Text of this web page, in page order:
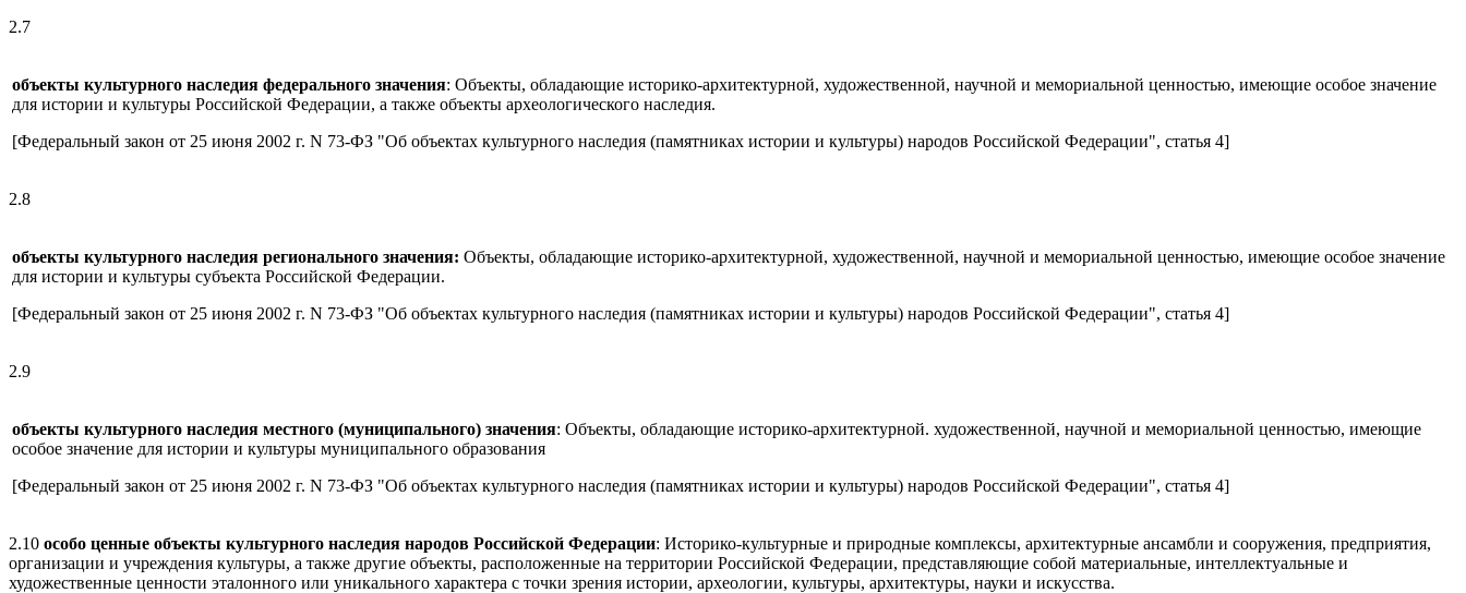
2.7
объекты культурного наследия федерального значения: Объекты, обладающие историко-архитектурной, художественной, научной и мемориальной ценностью, имеющие особое значение
для истории и культуры Российской Федерации, а также объекты археологического наследия.
[Федеральный закон от 25 июня 2002 г. N 73-ФЗ "Об объектах культурного наследия (памятниках истории и культуры) народов Российской Федерации", статья 4]
2.8
объекты культурного наследия регионального значения: Объекты, обладающие историко-архитектурной, художественной, научной и мемориальной ценностью, имеющие особое значение
для истории и культуры субъекта Российской Федерации.
[Федеральный закон от 25 июня 2002 г. N 73-ФЗ "Об объектах культурного наследия (памятниках истории и культуры) народов Российской Федерации", статья 4]
2.9
объекты культурного наследия местного (муниципального) значения: Объекты, обладающие историко-архитектурной. художественной, научной и мемориальной ценностью, имеющие
особое значение для истории и культуры муниципального образования
[Федеральный закон от 25 июня 2002 г. N 73-ФЗ "Об объектах культурного наследия (памятниках истории и культуры) народов Российской Федерации", статья 4]
2.10 особо ценные объекты культурного наследия народов Российской Федерации: Историко-культурные и природные комплексы, архитектурные ансамбли и сооружения, предприятия,
организации и учреждения культуры, а также другие объекты, расположенные на территории Российской Федерации, представляющие собой материальные, интеллектуальные и
художественные ценности эталонного или уникального характера с точки зрения истории, археологии, культуры, архитектуры, науки и искусства.